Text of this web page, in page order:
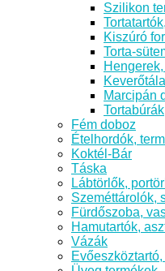
Szilikon
Kiszúró
Torta-
Marcipán
Tortabúrák
Fém doboz
Ételhordók,
Koktél-Bár
Táska
Lábtörlők,
Szeméttárolók,
Fürdőszoba,
Hamutartók,
Vázák